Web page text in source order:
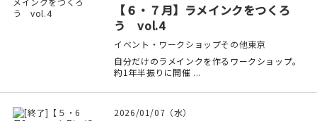
【６・７月】ラメインクをつくろ
う vol.4
イベント・ワークショップその他東京
自分だけのラメインクを作るワークショップ。
約1年半振りに開催 ...
2026/01/07（水）